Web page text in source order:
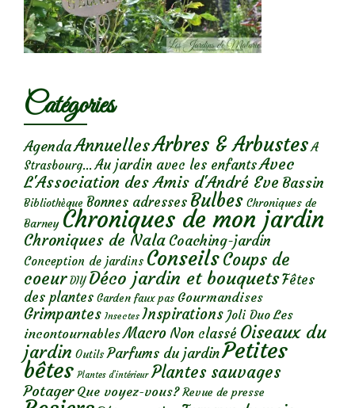
Catégories
AgendaAnnuellesArbres & Arbustes A
Strasbourg... Au jardin avec les enfantsAvec
L'Association des Amis d'André Eve Bassin
Bibliothèque Bonnes adresses Bulbes Chroniques de
Barney Chroniques de mon jardin
Chroniques de Nala Coaching-jardin
Conception de jardins ConseilsCoups de
coeur DIY Déco jardin et bouquetsFêtes
des plantes Garden faux pas Gourmandises
Grimpantes Insectes Inspirations Joli Duo Les
incontournables Macro Non classé Oiseaux du
jardin Outils Parfums du jardinPetites
bêtes Plantes d’intérieur Plantes sauvages
Potager Que voyez-vous? Revue de presse